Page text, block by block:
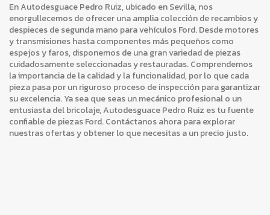
En Autodesguace Pedro Ruiz, ubicado en Sevilla, nos
enorgullecemos de ofrecer una amplia colección de recambios y
despieces de segunda mano para vehículos Ford. Desde motores
y transmisiones hasta componentes más pequeños como
espejos y faros, disponemos de una gran variedad de piezas
cuidadosamente seleccionadas y restauradas. Comprendemos
la importancia de la calidad y la funcionalidad, por lo que cada
pieza pasa por un riguroso proceso de inspección para garantizar
su excelencia. Ya sea que seas un mecánico profesional o un
entusiasta del bricolaje, Autodesguace Pedro Ruiz es tu fuente
confiable de piezas Ford. Contáctanos ahora para explorar
nuestras ofertas y obtener lo que necesitas a un precio justo.